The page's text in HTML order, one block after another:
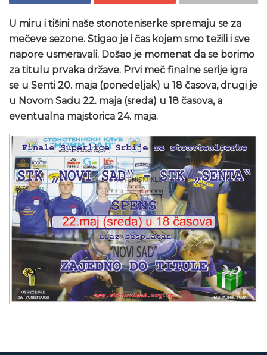
U miru i tišini naše stonoteniserke spremaju se za
mečeve sezone. Stigao je i čas kojem smo težili i sve
napore usmeravali. Došao je momenat da se borimo
za titulu prvaka države. Prvi meč finalne serije igra
se u Senti 20. maja (ponedeljak) u 18 časova, drugi je
u Novom Sadu 22. maja (sreda) u 18 časova, a
eventualna majstorica 24. maja.